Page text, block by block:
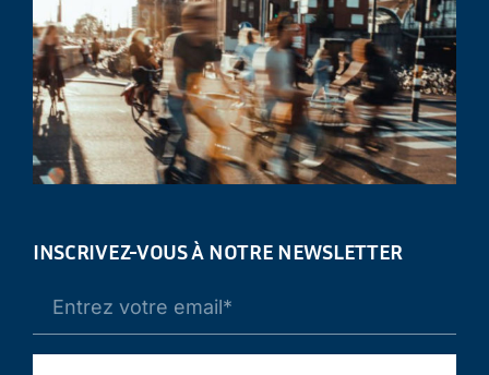
INSCRIVEZ-VOUS À NOTRE NEWSLETTER